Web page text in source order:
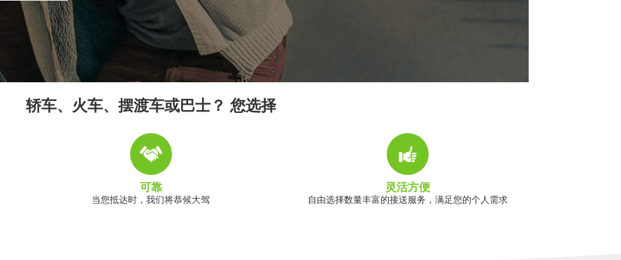
轿车、火车、摆渡车或巴士？ 您选择
可靠
当您抵达时，我们将恭候大驾
灵活方便
自由选择数量丰富的接送服务，满足您的个人需求